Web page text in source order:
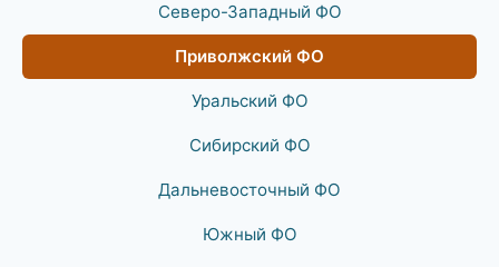
Северо-Западный ФО
Приволжский ФО
Уральский ФО
Сибирский ФО
Дальневосточный ФО
Южный ФО